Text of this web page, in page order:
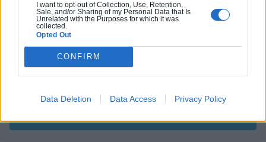
I want to opt-out of Collection, Use, Retention,
Sale, and/or Sharing of my Personal Data that Is
Unrelated with the Purposes for which it was
collected.
Opted Out
CONFIRM
Data Deletion Data Access Privacy Policy
Activités :Salle de bain, Couverture tuiles / petits éléments, Isolation thermique des murs intérieurs, Gros œuvre, Plâtre traditionnel, Chauffage Fioul, Bétons cirés
Pas d'avis pour ce pro.